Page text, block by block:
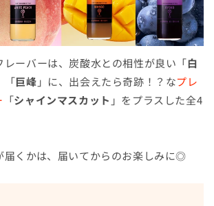
レーバーは、炭酸水との相性が良い「白
「巨峰 」に、出会えたら奇跡！？なプレ
「シャインマスカット 」をプラスした全4
届くかは、届いてからのお楽しみに◎